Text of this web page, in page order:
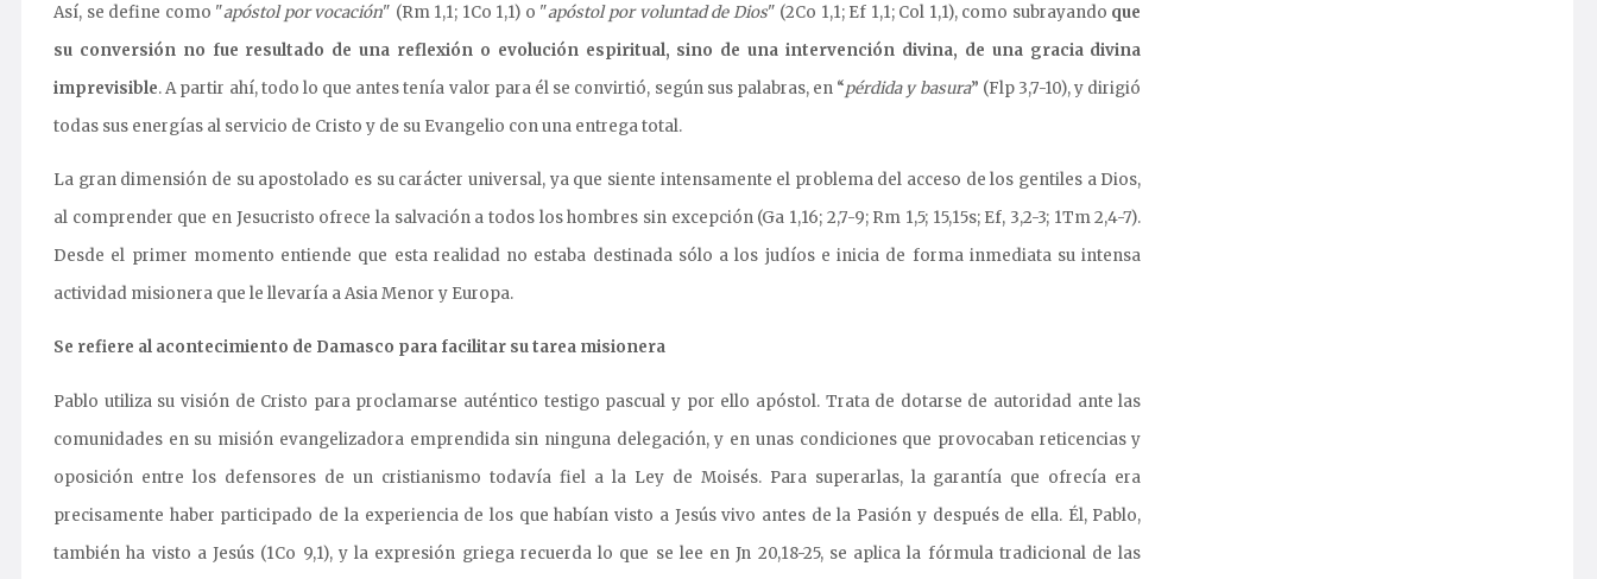
Así, se define como "apóstol por vocación" (Rm 1,1; 1Co 1,1) o "apóstol por voluntad de Dios" (2Co 1,1; Ef 1,1; Col 1,1), como subrayando que
su conversión no fue resultado de una reflexión o evolución espiritual, sino de una intervención divina, de una gracia divina
imprevisible. A partir ahí, todo lo que antes tenía valor para él se convirtió, según sus palabras, en “pérdida y basura” (Flp 3,7-10), y dirigió
todas sus energías al servicio de Cristo y de su Evangelio con una entrega total.
La gran dimensión de su apostolado es su carácter universal, ya que siente intensamente el problema del acceso de los gentiles a Dios,
al comprender que en Jesucristo ofrece la salvación a todos los hombres sin excepción (Ga 1,16; 2,7-9; Rm 1,5; 15,15s; Ef, 3,2-3; 1Tm 2,4-7).
Desde el primer momento entiende que esta realidad no estaba destinada sólo a los judíos e inicia de forma inmediata su intensa
actividad misionera que le llevaría a Asia Menor y Europa.
Se refiere al acontecimiento de Damasco para facilitar su tarea misionera
Pablo utiliza su visión de Cristo para proclamarse auténtico testigo pascual y por ello apóstol. Trata de dotarse de autoridad ante las
comunidades en su misión evangelizadora emprendida sin ninguna delegación, y en unas condiciones que provocaban reticencias y
oposición entre los defensores de un cristianismo todavía fiel a la Ley de Moisés. Para superarlas, la garantía que ofrecía era
precisamente haber participado de la experiencia de los que habían visto a Jesús vivo antes de la Pasión y después de ella. Él, Pablo,
también ha visto a Jesús (1Co 9,1), y la expresión griega recuerda lo que se lee en Jn 20,18-25, se aplica la fórmula tradicional de las